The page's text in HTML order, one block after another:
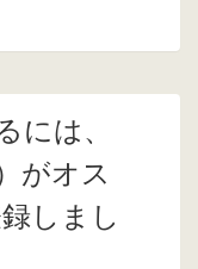
には、
がオス
しまし